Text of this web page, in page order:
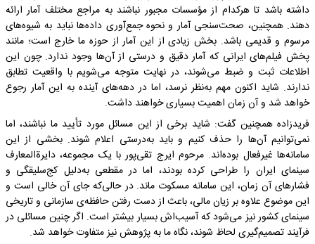
داشته باشد تا هرکدام از مؤسسات مجبور نباشند به مراجع مختلف آمار ارائه
دهند. همچنین، صحت‌سنجی آمار و نحوه جمع‌آوری داده‌ها نباید به شیوه‌های
مرسوم و قدیمی باشد. بخش زیادی از این آمار از حوزه ما خارج است؛ مانند
پخش فیلم‌های ایرانی که آمار دقیق و درستی از آن‌ها وجود ندارد. چون این
اطلاعات ثبت و ضبط می‌شوند، در نهایت متوجه می‌شویم با واقعیت تطابق
ندارند. شاید اکنون مهم به‌نظر نرسد، اما در دهه‌های آینده به این آمار رجوع
خواهد شد و آن زمان اهمیت بسیاری خواهند داشت.
فریدزاده همچنین گفت: شاید برخی از این مسائل مورد تأیید ما نباشند، اما
نمی‌توانیم آن‌ها را حذف کنیم و باید به‌درستی اعلام شوند. بخشی از این
سامانه‌ها غیرفعال بوده‌اند. مرحوم ایرج تقی‌پور با یک مجموعه، دایرة‌المعارف
سینمای ایران را طراحی کرده بودند، اما در مقطعی به‌دلیل کج‌سلیقگی و
فشارهای آن زمان، این سامانه مسکوت ماند. در حالی‌که جای آن خالی است و
این موضوع علاوه بر زیان مالی، باعث از دست رفتن حافظه‌ی سازمانی و تاریخی
سینمای کشور نیز می‌شود که آسیب‌اش بسیار بیشتر است. اگر چنین مسائلی در
فرآیند تصمیم‌گیری لحاظ شوند، نگاه ما به پژوهش نیز متفاوت خواهد شد.